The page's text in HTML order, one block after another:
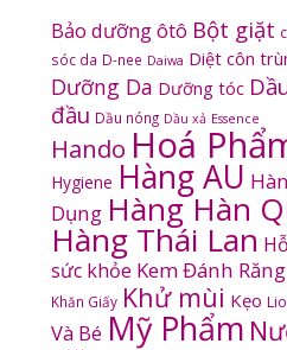
Bảo dưỡng ôtô Bột giặt
sóc da D-nee Daiwa Diệt côn
Dưỡng Da Dưỡng tóc
đầu Dầu nóng Dầu xả Essence
Hando Hoá
Hygiene Hàng AU
Dụng Hàng Hàn
Hàng Thái Lan
sức khỏe Kem Đánh Răng
Khăn Giấy Khử mùi Kẹo
Và Bé Mỹ Phẩm